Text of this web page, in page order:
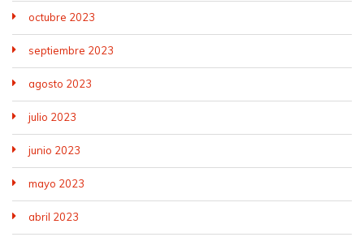
octubre 2023
septiembre 2023
agosto 2023
julio 2023
junio 2023
mayo 2023
abril 2023